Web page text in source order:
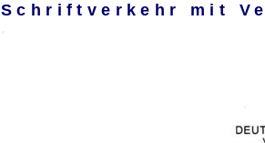
Schriftverkehr mit